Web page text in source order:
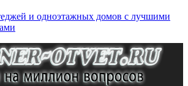
и одноэтажных домов с лучшими